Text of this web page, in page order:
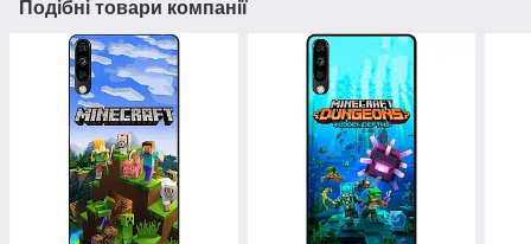
Подібні товари компанії